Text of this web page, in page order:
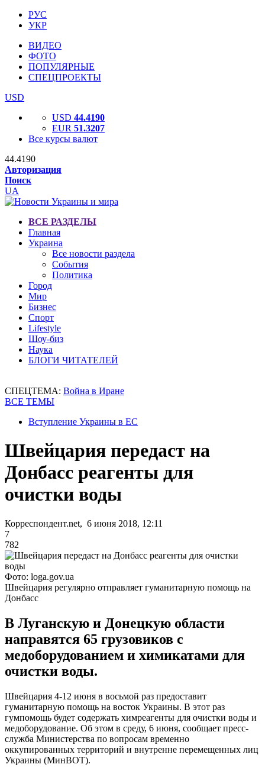
РУС
УКР
ВИДЕО
ФОТО
ПОПУЛЯРНЫЕ
СПЕЦПРОЕКТЫ
USD
USD 44.4190
EUR 51.3207
Все курсы валют
44.4190
Авторизация
Поиск
UA
ВСЕ РАЗДЕЛЫ
Главная
Украина
Все новости раздела
События
Политика
Город
Мир
Бизнес
Спорт
Lifestyle
Шоу-биз
Наука
БЛОГИ ЧИТАТЕЛЕЙ
СПЕЦТЕМА: Война в Иране
ВСЕ ТЕМЫ
Вступление Украины в ЕС
Швейцария передаст на
Донбасс реагенты для
очистки воды
Корреспондент.net, 6 июня 2018, 12:11
7
782
Фото: loga.gov.ua
Швейцария регулярно отправляет гуманитарную помощь на
Донбасс
В Луганскую и Донецкую области
направятся 65 грузовиков с
медоборудованием и химикатами для
очистки воды.
Швейцария 4-12 июня в восьмой раз предоставит
гуманитарную помощь на восток Украины. В этот раз
гумпомощь будет содержать химреагенты для очистки воды и
медоборудование. Об этом в среду, 6 июня, сообщает пресс-
служба Министерства по вопросам временно
оккупированных территорий и внутренне перемещенных лиц
Украины (МинВОТ).